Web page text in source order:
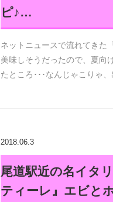
ピ♪…
ネットニュースで流れてきた
美味しそうだったので、夏向
たところ･･･なんじゃこりゃ
2018.06.3
尾道駅近の名イタ
ティーレ』エビと